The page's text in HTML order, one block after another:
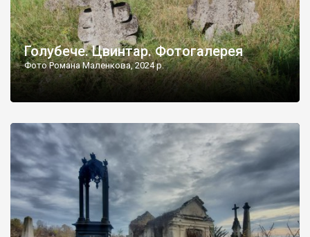
Голубече. Цвинтар. Фотогалерея
Фото Романа Маленкова, 2024 р.